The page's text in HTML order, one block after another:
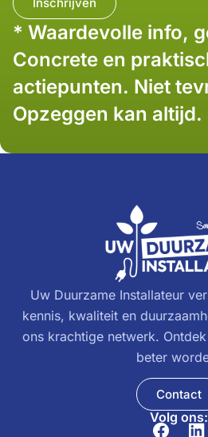
* Waardevolle info,
Concrete en
actiepunten. Niet
Opzeggen kan altijd.
Uw Duurzame Installateur
kennis, kwaliteit en
ons krachtige netwerk.
beter
Contact
Volg ons: